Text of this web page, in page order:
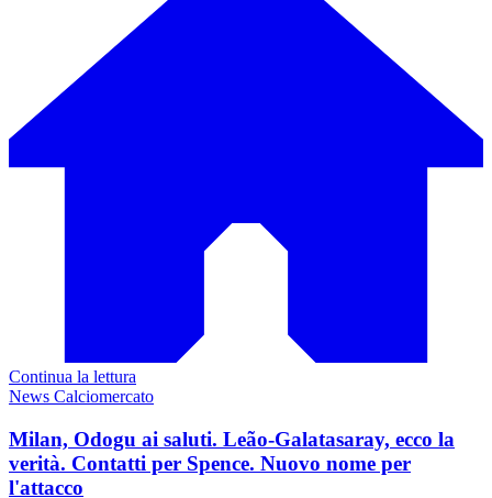
Continua la lettura
News Calciomercato
Milan, Odogu ai saluti. Leão-Galatasaray, ecco la
verità. Contatti per Spence. Nuovo nome per
l'attacco